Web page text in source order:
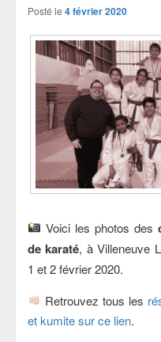
Posté le 4 février 2020
Voici les photos des
de karaté, à Villeneuve
1 et 2 février 2020.
Retrouvez tous les
et kumite sur ce lien.